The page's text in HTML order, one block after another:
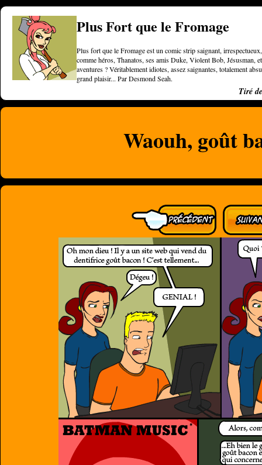
Plus Fort que le Fromage
Plus fort que le Fromage est un comic strip saignant,
comme héros, Thanatos, ses amis Duke, Violent Bob, Jésusman,
aventures ? Véritablement idiotes, assez saignantes, totalement
grand plaisir... Par Desmond Seah.
Tiré
Waouh, goût